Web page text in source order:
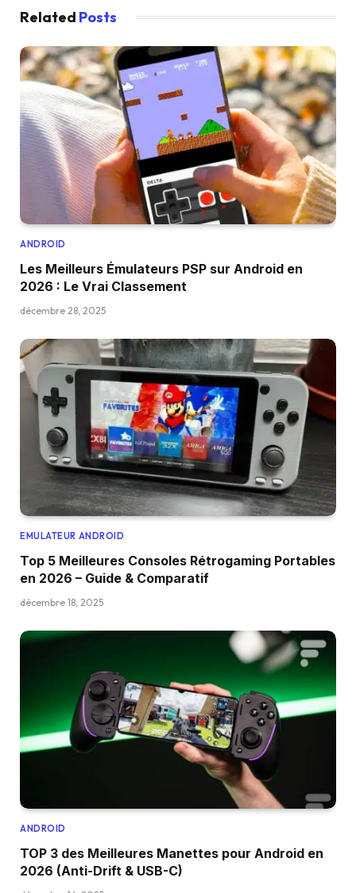
Related Posts
ANDROID
Les Meilleurs Émulateurs PSP sur Android en
2026 : Le Vrai Classement
décembre 28, 2025
EMULATEUR ANDROID
Top 5 Meilleures Consoles Rétrogaming Portables
en 2026 – Guide & Comparatif
décembre 18, 2025
ANDROID
TOP 3 des Meilleures Manettes pour Android en
2026 (Anti-Drift & USB-C)